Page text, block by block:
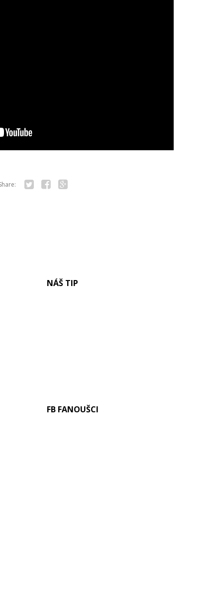
NÁŠ TIP
FB FANOUŠCI